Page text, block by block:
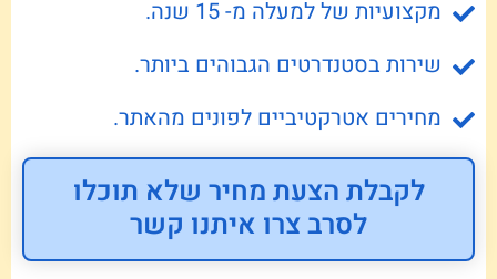
מקצועיות של למעלה מ- 15 שנה.
שירות בסטנדרטים הגבוהים ביותר.
מחירים אטרקטיביים לפונים מהאתר.
לקבלת הצעת מחיר שלא תוכלו
לסרב צרו איתנו קשר